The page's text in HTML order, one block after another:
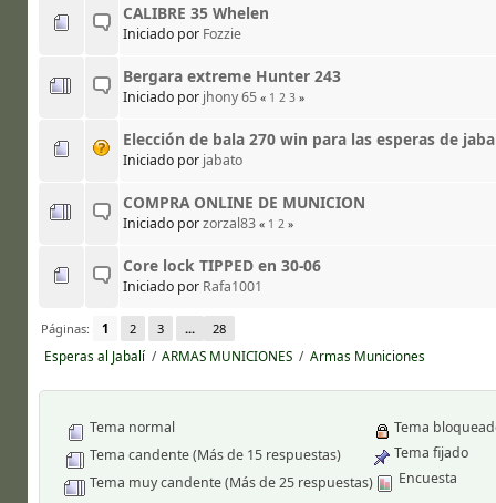
CALIBRE 35 Whelen
Iniciado por Fozzie
Bergara extreme Hunter 243
Iniciado por jhony 65 « 1 2 3»
Elección de bala 270 win para las esperas de
Iniciado por jabato
COMPRA ONLINE DE MUNICION
Iniciado porzorzal83 « 1 2»
Core lock TIPPED en 30-06
Iniciado por Rafa1001
Páginas: 1 2 3 ... 28
Esperas al Jabalí/ ARMAS MUNICIONES / Armas Municiones
Tema normal
Tema candente (Más de 15 respuestas)
Tema muy candente (Más de 25 respuestas)
Tema
Tema fijado
Encuesta